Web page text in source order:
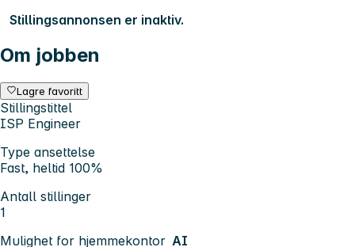
Stillingsannonsen er inaktiv.
Om jobben
Lagre favoritt
Stillingstittel
ISP Engineer
Type ansettelse
Fast, heltid 100%
Antall stillinger
1
Mulighet for hjemmekontor AI